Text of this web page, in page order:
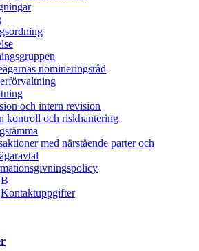
nomineringsråd
och intern revision
kontroll och riskhantering
med närstående parter och
Kontaktuppgifter